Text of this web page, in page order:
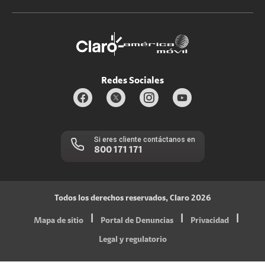
Durabilidad de bienes
Estado de Servicios
Redes Sociales
Si eres cliente contáctanos en
800 171 171
Todos los derechos reservados, Claro 2026
Mapa de sitio Portal de Denuncias Privacidad
Legal y regulatorio